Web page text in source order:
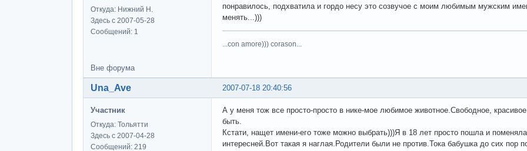
Откуда: Нижний Н.
Здесь с 2007-05-28
Сообщений: 1
понравилось, подхватила и гордо несу это созвучое с моим любимым мужским
менять...)))
...con amore))) corason...
Вне форума
2007-07-18 20:40:56
Una_Ave
Участник
Откуда: Тольятти
Здесь с 2007-04-28
Сообщений: 219
А у меня тож все просто-просто в нике-мое любимое животное.Свободное,
быть.
Кстати, нащет имени-его тоже можно выбрать)))Я в 18 лет просто пошла и
интересней.Вот такая я наглая.Родители были не против.Тока бабушка до сих пор